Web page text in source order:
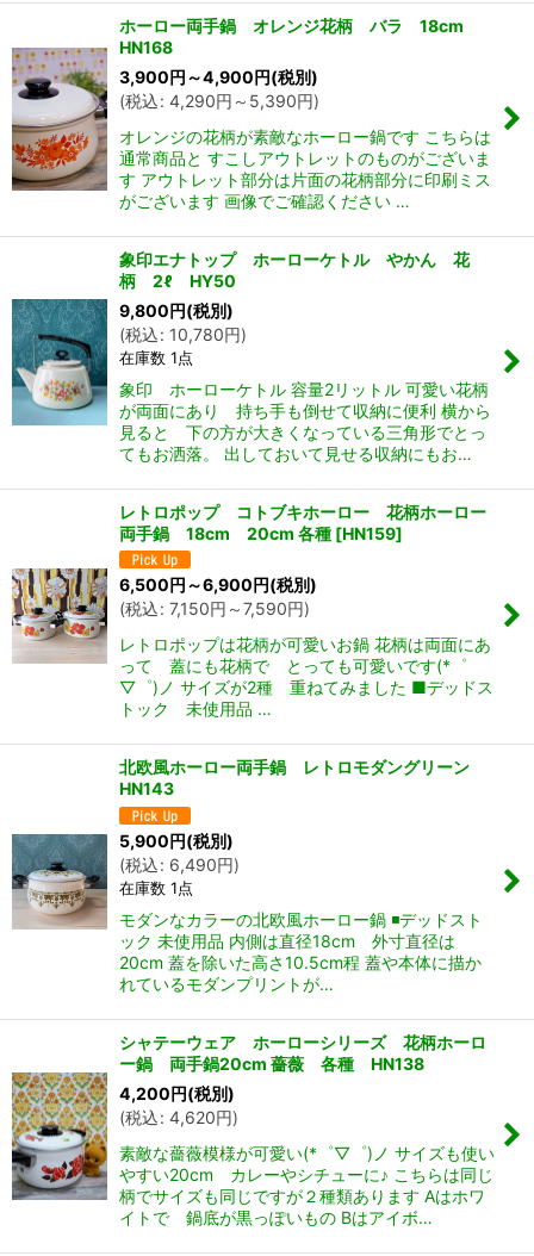
ホーロー両手鍋 オレンジ花柄 バラ 18cm
HN168
3,900円 ～4,900円(税別)
(税込: 4,290円 ～5,390円)
オレンジの花柄が素敵なホーロー鍋です こちらは
通常商品と すこしアウトレットのものがございま
す アウトレット部分は片面の花柄部分に印刷ミス
がございます 画像でご確認ください …
象印エナトップ ホーローケトル やかん 花
柄 2ℓ HY50
9,800円(税別)
(税込: 10,780円)
在庫数 1点
象印 ホーローケトル 容量2リットル 可愛い花柄
が両面にあり 持ち手も倒せて収納に便利 横から
見ると 下の方が大きくなっている三角形でとっ
てもお洒落。 出しておいて見せる収納にもお…
レトロポップ コトブキホーロー 花柄ホーロー
両手鍋 18cm 20cm 各種 [HN159]
6,500円 ～6,900円(税別)
(税込: 7,150円 ～7,590円)
レトロポップは花柄が可愛いお鍋 花柄は両面にあ
って 蓋にも花柄で とっても可愛いです(*゜
▽゜)ノ サイズが2種 重ねてみました ■デッドス
トック 未使用品 …
北欧風ホーロー両手鍋 レトロモダングリーン
HN143
5,900円(税別)
(税込: 6,490円)
在庫数 1点
モダンなカラーの北欧風ホーロー鍋 ◾️デッドスト
ック 未使用品 内側は直径18cm 外寸直径は
20cm 蓋を除いた高さ10.5cm程 蓋や本体に描か
れているモダンプリントが…
シャテーウェア ホーローシリーズ 花柄ホーロ
ー鍋 両手鍋20cm 薔薇 各種 HN138
4,200円(税別)
(税込: 4,620円)
素敵な薔薇模様が可愛い(*゜▽゜)ノ サイズも使い
やすい20cm カレーやシチューに♪ こちらは同じ
柄でサイズも同じですが２種類あります Aはホワ
イトで 鍋底が黒っぽいもの Bはアイボ…